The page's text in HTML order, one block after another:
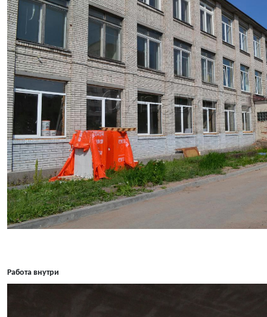
Работа внутри